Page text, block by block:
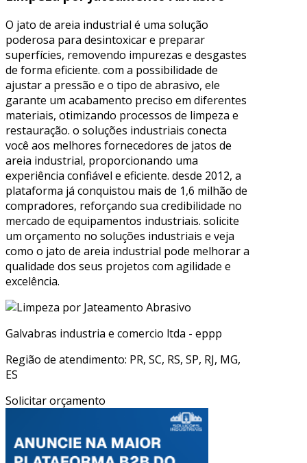
O jato de areia industrial é uma solução
poderosa para desintoxicar e preparar
superfícies, removendo impurezas e desgastes
de forma eficiente. com a possibilidade de
ajustar a pressão e o tipo de abrasivo, ele
garante um acabamento preciso em diferentes
materiais, otimizando processos de limpeza e
restauração. o soluções industriais conecta
você aos melhores fornecedores de jatos de
areia industrial, proporcionando uma
experiência confiável e eficiente. desde 2012, a
plataforma já conquistou mais de 1,6 milhão de
compradores, reforçando sua credibilidade no
mercado de equipamentos industriais. solicite
um orçamento no soluções industriais e veja
como o jato de areia industrial pode melhorar a
qualidade dos seus projetos com agilidade e
excelência.
Galvabras industria e comercio ltda - eppp
Região de atendimento: PR, SC, RS, SP, RJ, MG,
ES
Solicitar orçamento